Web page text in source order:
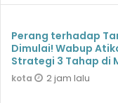
Perang terhadap
Dimulai! Wabup
Strategi 3 Tahap di
kota 2 jam lalu